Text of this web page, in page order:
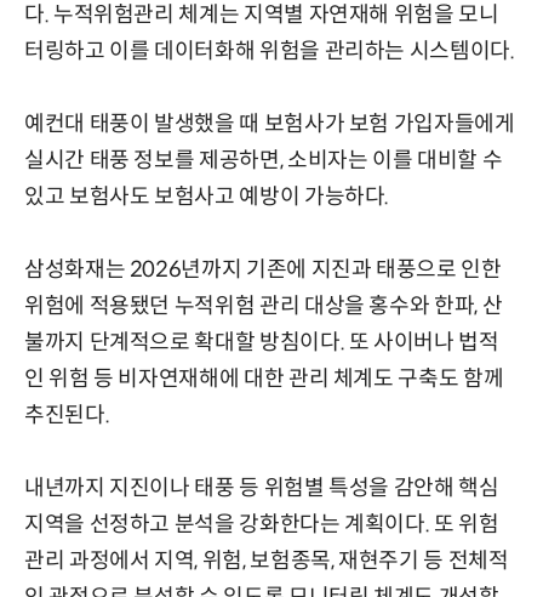
다. 누적위험관리 체계는 지역별 자연재해 위험을 모니
터링하고 이를 데이터화해 위험을 관리하는 시스템이다.
예컨대 태풍이 발생했을 때 보험사가 보험 가입자들에게
실시간 태풍 정보를 제공하면, 소비자는 이를 대비할 수
있고 보험사도 보험사고 예방이 가능하다.
삼성화재는 2026년까지 기존에 지진과 태풍으로 인한
위험에 적용됐던 누적위험 관리 대상을 홍수와 한파, 산
불까지 단계적으로 확대할 방침이다. 또 사이버나 법적
인 위험 등 비자연재해에 대한 관리 체계도 구축도 함께
추진된다.
내년까지 지진이나 태풍 등 위험별 특성을 감안해 핵심
지역을 선정하고 분석을 강화한다는 계획이다. 또 위험
관리 과정에서 지역, 위험, 보험종목, 재현주기 등 전체적